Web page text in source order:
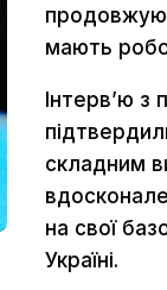
мають
Інтервʼю з
складним
на свої
Україні.